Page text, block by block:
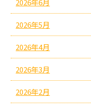
2026年6月
2026年5月
2026年4月
2026年3月
2026年2月